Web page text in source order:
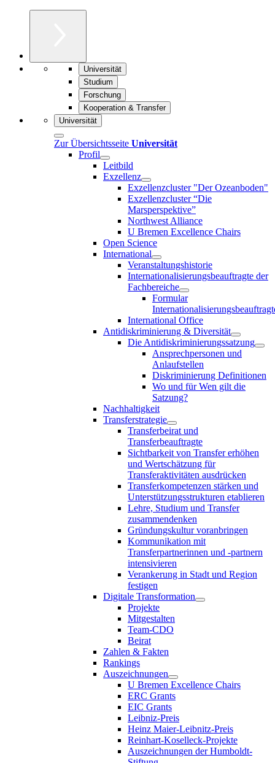
Universität
Studium
Forschung
Kooperation & Transfer
Universität
Zur Übersichtsseite Universität
Profil
Leitbild
Exzellenz
Exzellenzcluster "Der Ozeanboden"
Exzellenzcluster “Die
Marsperspektive”
Northwest Alliance
U Bremen Excellence Chairs
Open Science
International
Veranstaltungshistorie
Internationalisierungsbeauftragte der
Fachbereiche
Formular
International Office
Antidiskriminierung & Diversität
Die Antidiskriminierungssatzung
Ansprechpersonen und
Anlaufstellen
Diskriminierung Definitionen
Wo und für Wen gilt die
Satzung?
Nachhaltigkeit
Transferstrategie
Transferbeirat und
Transferbeauftragte
Sichtbarkeit von Transfer erhöhen
und Wertschätzung für
Transferaktivitäten ausdrücken
Transferkompetenzen stärken und
Unterstützungsstrukturen etablieren
Lehre, Studium und Transfer
zusammendenken
Gründungskultur voranbringen
Kommunikation mit
Transferpartnerinnen und -partnern
intensivieren
Verankerung in Stadt und Region
festigen
Digitale Transformation
Projekte
Mitgestalten
Team-CDO
Beirat
Zahlen & Fakten
Rankings
Auszeichnungen
U Bremen Excellence Chairs
ERC Grants
EIC Grants
Leibniz-Preis
Heinz Maier-Leibnitz-Preis
Reinhart-Koselleck-Projekte
Auszeichnungen der Humboldt-